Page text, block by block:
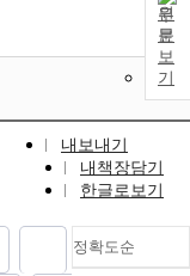
원
문
보
기
내보내기
내책장담기
한글로보기
정확도순